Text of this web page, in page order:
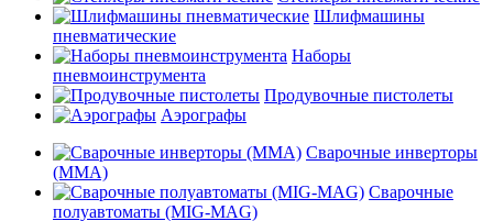
Шлифмашины
пневматические
Наборы
пневмоинструмента
Продувочные пистолеты
Аэрографы
Сварочные инверторы
(MMA)
Сварочные
полуавтоматы (MIG-MAG)